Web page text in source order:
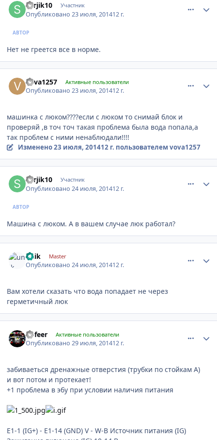
Serjik10 Участник
Опубликовано23 июля, 201412 г.
АВТОР
Нет не греется все в норме.
vova1257 Активные пользователи
Опубликовано23 июля, 201412 г.
машинка с люком????если с люком то снимай блок и
проверяй ,в точ точ такая проблема была вода попала,а
так проблем с ними ненаблюдали!!!!
Изменено23 июля, 201412 г. пользователем vova1257
Serjik10 Участник
Опубликовано24 июля, 201412 г.
АВТОР
Машина с люком. А в вашем случае люк работал?
unik Master
Опубликовано24 июля, 201412 г.
Вам хотели сказать что вода попадает не через
герметичный люк
nofeer Активные пользователи
Опубликовано29 июля, 201412 г.
забиваеться дренажные отверстия (трубки по стойкам А)
и вот потом и протекает!
+1 проблема в эбу при условии наличия питания
E1-1 (IG+) - E1-14 (GND) V - W-B Источник питания (IG)